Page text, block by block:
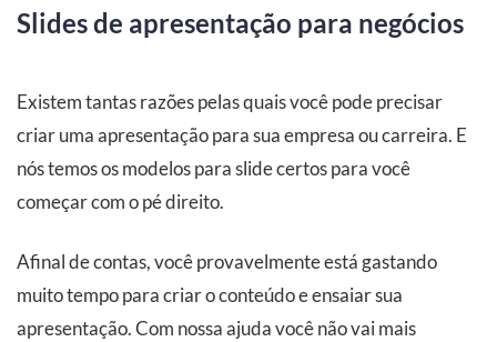
Slides de apresentação para negócios
Existem tantas razões pelas quais você pode precisar
criar uma apresentação para sua empresa ou carreira. E
nós temos os modelos para slide certos para você
começar com o pé direito.
Afinal de contas, você provavelmente está gastando
muito tempo para criar o conteúdo e ensaiar sua
apresentação. Com nossa ajuda você não vai mais